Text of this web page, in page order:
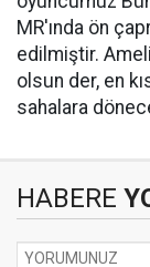
MR'ında ön
edilmiştir.
olsun der, en
sahalara
HABERE